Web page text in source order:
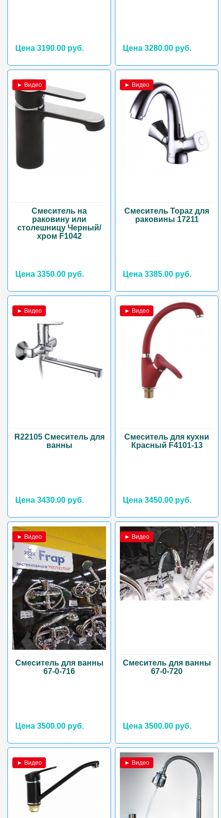
Цена 3190.00 руб. Цена 3280.00 руб.
► Видео
Смеситель на
раковину или
столешницу Черный/
хром F1042
Цена 3350.00 руб.
► Видео
Смеситель Topaz для
раковины 17211
Цена 3385.00 руб.
► Видео
R22105 Смеситель для
ванны
Цена 3430.00 руб.
► Видео
Смеситель для кухни
Красный F4101-13
Цена 3450.00 руб.
► Видео
Смеситель для ванны
67-0-716
Цена 3500.00 руб.
► Видео
Смеситель для ванны
67-0-720
Цена 3500.00 руб.
► Видео ► Видео